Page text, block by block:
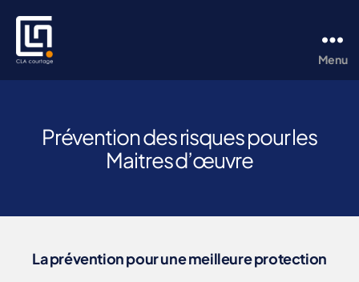
Menu
Catégories
Prévention des risques pour les
Maitres d’œuvre
La prévention pour une meilleure protection